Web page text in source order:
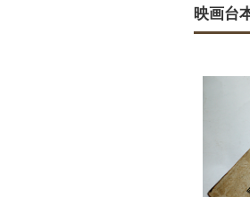
映画台